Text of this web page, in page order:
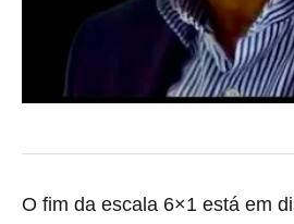
O fim da escala 6×1 está em